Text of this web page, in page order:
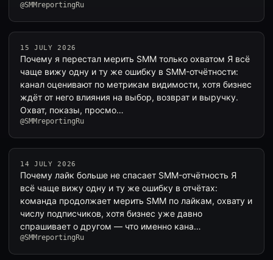
@SMMreportingRu
15 JULY 2026
Почему я перестал мерить SMM только охватом Я всё
чаще вижу одну и ту же ошибку в SMM-отчётности:
канал оценивают по метрикам видимости, хотя бизнес
ждёт от него влияния на выбор, возврат и выручку.
Охват, показы, просмо…
@SMMreportingRu
14 JULY 2026
Почему лайк больше не спасает SMM-отчётность Я
всё чаще вижу одну и ту же ошибку в отчётах:
команда продолжает мерить SMM по лайкам, охвату и
числу подписчиков, хотя бизнес уже давно
спрашивает о другом — что именно кана…
@SMMreportingRu